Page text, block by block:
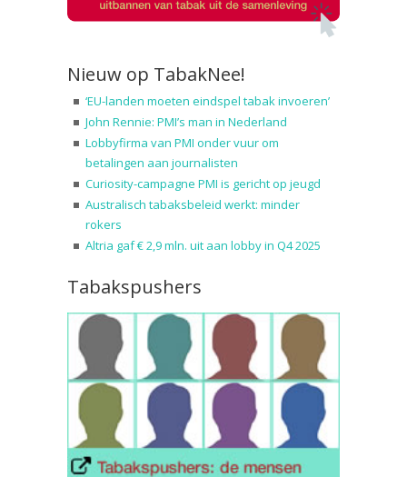
Nieuw op TabakNee!
‘EU-landen moeten eindspel tabak invoeren’
John Rennie: PMI’s man in Nederland
Lobbyfirma van PMI onder vuur om
betalingen aan journalisten
Curiosity-campagne PMI is gericht op jeugd
Australisch tabaksbeleid werkt: minder
rokers
Altria gaf € 2,9 mln. uit aan lobby in Q4 2025
Tabakspushers